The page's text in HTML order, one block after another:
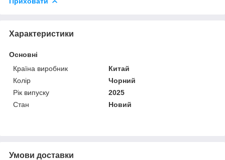
Характеристики
Основні
Країна виробник
Китай
Колір
Чорний
Рік випуску
2025
Стан
Новий
Умови доставки